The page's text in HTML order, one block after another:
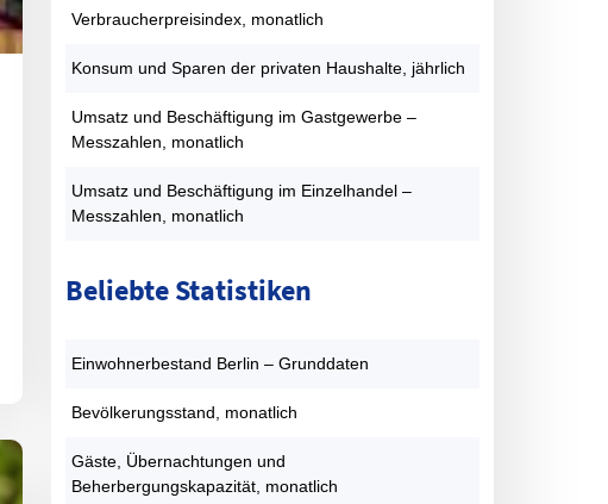
Datentabelle: Abgeordnetenhauswahlen Berlin –
FDP
7,1 2,5 2,2
Sonstige
3,6 8,6 7 5
Verbraucherpreisindex, monatlich
Konsum und Sparen der privaten Haushalte, jährlich
Umsatz und Beschäftigung im Gastgewerbe –
Messzahlen, monatlich
Umsatz und Beschäftigung im Einzelhandel –
Messzahlen, monatlich
Beliebte Statistiken
Einwohnerbestand Berlin – Grunddaten
Bevölkerungsstand, monatlich
Gäste, Übernachtungen und
Beherbergungskapazität, monatlich